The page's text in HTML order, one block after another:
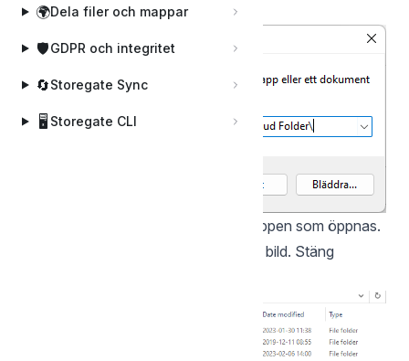
🌍Dela filer och mappar
🛡️GDPR och integritet
🔄Storegate Sync
🖥️ Storegate CLI
sökvägen, klicka OK.
Kopiera in den extraherade filen i mappen som öppnas.
Kontrollera att det ser ut enligt nedan bild. Stäng